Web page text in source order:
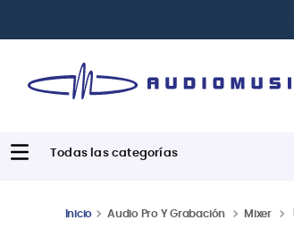
Audio Pro Y Grabación Mixer